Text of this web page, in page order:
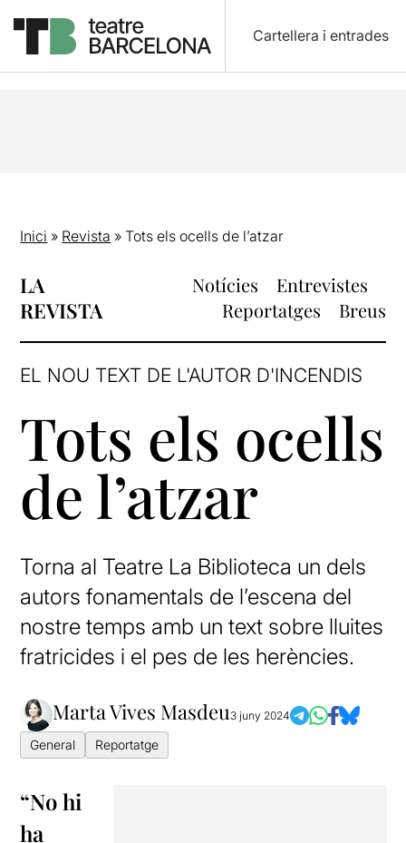
Cartellera i entrades
Inici » Revista »Tots els ocells de l’atzar
LA
REVISTA
Notícies
Entrevistes
Reportatges
Breus
EL NOU TEXT DE L'AUTOR D'INCENDIS
Tots els ocells
de l’atzar
Torna al Teatre La Biblioteca un dels
autors fonamentals de l’escena del
nostre temps amb un text sobre lluites
fratricides i el pes de les herències.
Marta Vives Masdeu3 juny 2024
General Reportatge
“No hi
ha